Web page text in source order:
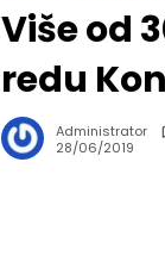
Više od
redu
Administrator
28/06/2019